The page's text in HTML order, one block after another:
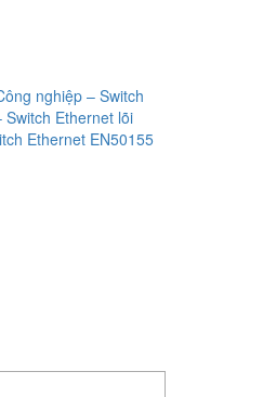
nghiệp – Switch
Ethernet lõi
Ethernet EN50155